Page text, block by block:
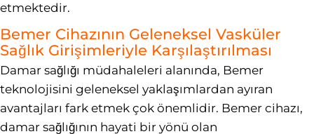
etmektedir.
Bemer Cihazının Geleneksel Vasküler
Sağlık Girişimleriyle Karşılaştırılması
Damar sağlığı müdahaleleri alanında, Bemer
teknolojisini geleneksel yaklaşımlardan ayıran
avantajları fark etmek çok önemlidir. Bemer cihazı,
damar sağlığının hayati bir yönü olan